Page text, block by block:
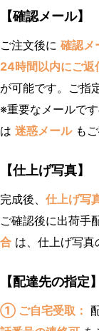
【確認メール】
ご注文後に 確認メ
24時間以内にご返
が可能です。ご指
※重要なメールで
は 迷惑メールもご
【仕上げ写真】
完成後、 仕上げ写
ご確認後に出荷手
合 は、仕上げ写真
【配達先の指定】
① ご自宅受取：